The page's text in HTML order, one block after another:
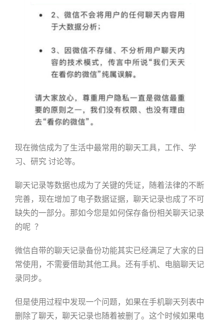
现在微信成为了生活中最常用的聊天工具，工作、学
习、研究 讨论等。
聊天记录等数据也成为了关键的凭证，随着法律的不断
完善，现在增加了电子数据证据，聊天记录也成了不可
缺失的一部分。那如今您是如何保存备份相关聊天记录
的呢 ？
微信自带的聊天记录备份功能其实已经满足了大家的日
常使用，不需要借助其他工具。还有手机、电脑聊天记
录同步。
但是使用过程中发现一个问题，如果在手机聊天列表中
删除了聊天，聊天记录也随着被删了。这个时候如果电